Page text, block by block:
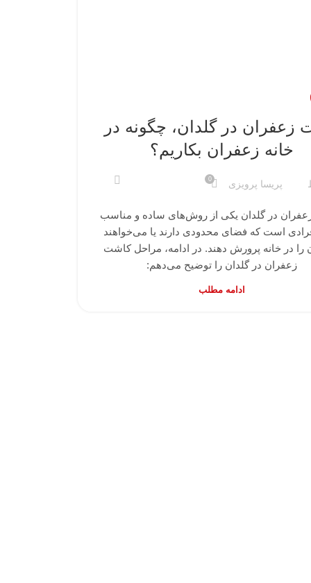
در گلدان، چگونه در
خانه زعفران بکاریم؟
پریسا پرویزی 0
در گلدان یکی از روش‌های ساده و مناسب
است که فضای محدودی دارند یا می‌خواهند
را در خانه پرورش دهند. در ادامه، مراحل کاشت
زعفران در گلدان را توضیح می‌دهم:
ادامه مطلب